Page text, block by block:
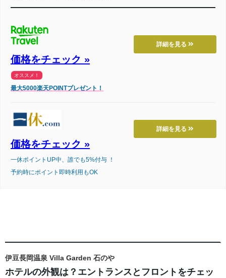
詳細を見る
価格をチェック »
オススメ！
最大5000楽天POINTプレゼント！
詳細を見る
価格をチェック »
一休ポイントUP中、誰でも5%付与 ！
予約時にポイント即時利用もOK
伊豆長岡温泉 Villa Garden 石のや
ホテルの外観は？エントランスとフロントをチェッ